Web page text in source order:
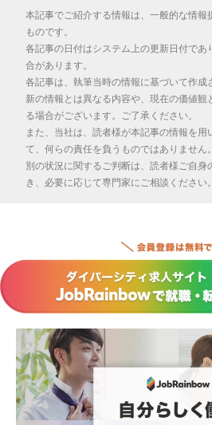
本記事でご紹介する情報は、一般的な情報
ものです。
各記事の日付はシステム上の更新日付であ
合があります。
各記事は、執筆当時の情報に基づいて作成
新の情報とは異なる内容や、現在の価値
る場合がございます。ご了承ください。
また、当社は、読者様が本記事の情報を
て、何らの責任を負うものではありません
別の状況に関するご判断は、読者様ご自
き、必要に応じて専門家にご相談ください。